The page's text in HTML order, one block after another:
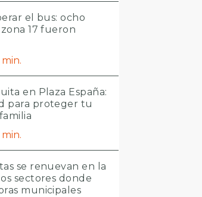
el bus: ocho
17 fueron
min.
en Plaza España:
para proteger tu
min.
se renuevan en la
sectores donde
municipales